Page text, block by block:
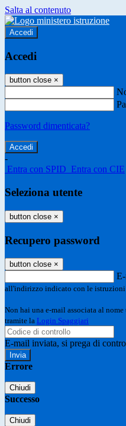
Salta al contenuto
Accedi
Accedi
button close ×
Password dimenticata?
-
Entra con SPID Entra con CIE
Seleziona utente
button close ×
Recupero password
button close ×
all'indirizzo indicato con le istruzioni
Non hai una e-mail associata al
tramite la Login Spaggiari
E-mail inviata, si prega di
Errore
Chiudi
Successo
Chiudi